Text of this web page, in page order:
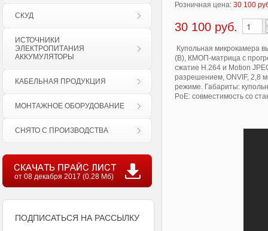
СКУД
ИСТОЧНИКИ
ЭЛЕКТРОПИТАНИЯ
АККУМУЛЯТОРЫ
КАБЕЛЬНАЯ ПРОДУКЦИЯ
МОНТАЖНОЕ ОБОРУДОВАНИЕ
СНЯТО С ПРОИЗВОДСТВА
от 08 декабря 2017 (0.28 Мб)
ПОДПИСАТЬСЯ НА РАССЫЛКУ
Розничная цена: 30 100
30 100 руб.
Купольная микрокамера
(В), КМОП-матрица с
сжатие H.264 и Motion
разрешением, ONVIF, 2,8
режиме. Габариты:
PoE: совместимость со